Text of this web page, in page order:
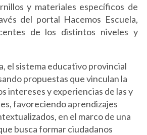
y materiales específicos de
del portal Hacemos Escuela,
de los distintos niveles y
el sistema educativo provincial
propuestas que vinculan la
intereses y experiencias de las y
favoreciendo aprendizajes
en el marco de una
busca formar ciudadanos